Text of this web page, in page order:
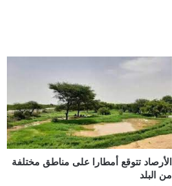
الأرصاد تتوقع أمطارا على مناطق مختلفة
من البلد